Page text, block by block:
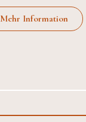
Mehr Information